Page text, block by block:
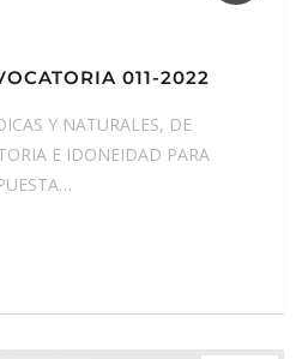
011-2022
Y NATURALES, DE
E IDONEIDAD PARA